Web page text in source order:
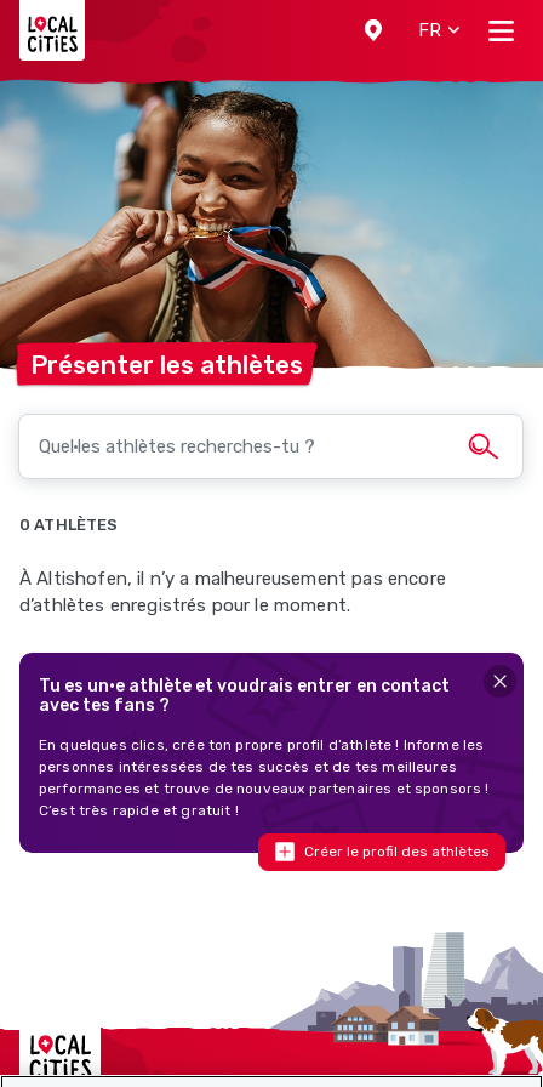
FR
Présenter les athlètes
0 ATHLÈTES
À Altishofen, il n’y a malheureusement pas encore
d’athlètes enregistrés pour le moment.
Tu es un·e athlète et voudrais entrer en contact
avec tes fans ?
En quelques clics, crée ton propre profil d’athlète ! Informe les
personnes intéressées de tes succès et de tes meilleures
performances et trouve de nouveaux partenaires et sponsors !
C’est très rapide et gratuit !
Créer le profil des athlètes
Localcities